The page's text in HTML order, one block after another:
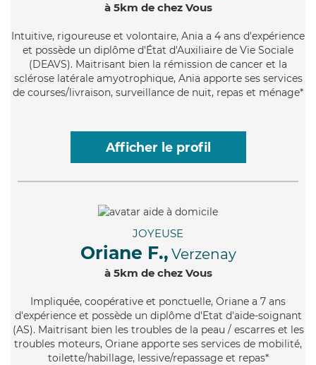
à 5km de chez Vous
Intuitive, rigoureuse et volontaire, Ania a 4 ans d'expérience
et possède un diplôme d'État d'Auxiliaire de Vie Sociale
(DEAVS). Maitrisant bien la rémission de cancer et la
sclérose latérale amyotrophique, Ania apporte ses services
de courses/livraison, surveillance de nuit, repas et ménage*
Afficher le profil
JOYEUSE
Oriane F., Verzenay
à 5km de chez Vous
Impliquée, coopérative et ponctuelle, Oriane a 7 ans
d'expérience et possède un diplôme d'Etat d'aide-soignant
(AS). Maitrisant bien les troubles de la peau / escarres et les
troubles moteurs, Oriane apporte ses services de mobilité,
toilette/habillage, lessive/repassage et repas*